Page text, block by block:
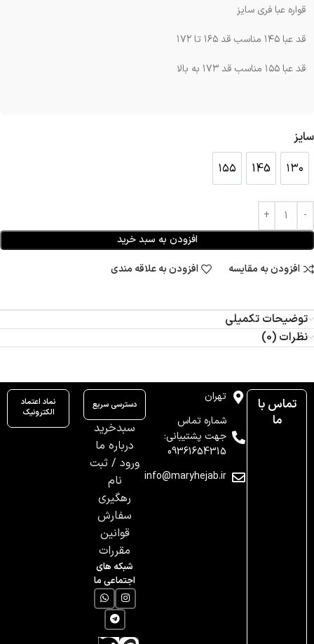
قواره عبا فری سایز
قد عبا ۱۴۵ مناسب قد ۱۶۵ تا ۱۷۲
قد عبا ۱۵۵ مناسب قد ۱۷۳ به بالا
سایز
۱۳۰
۱۳۰ 145
145 ۱۵۵
۱۵۵
افزودن به سبد خرید
افزودن به مقایسه
افزودن به علاقه مندی
توضیحات تکمیلی
نظرات (0)
تماس با
ما
تهران
شماره تماس
جهت پشتیبانی:
09361654315
info@maryhejab.ir
دسترسی سریع
سبدخرید
درباره ما
ورود / ثبت
نام
رهگیری
سفارش
قوانین
مقررات
شبکه های
اجتماعی ما
نماد اعتماد
الکترونیک